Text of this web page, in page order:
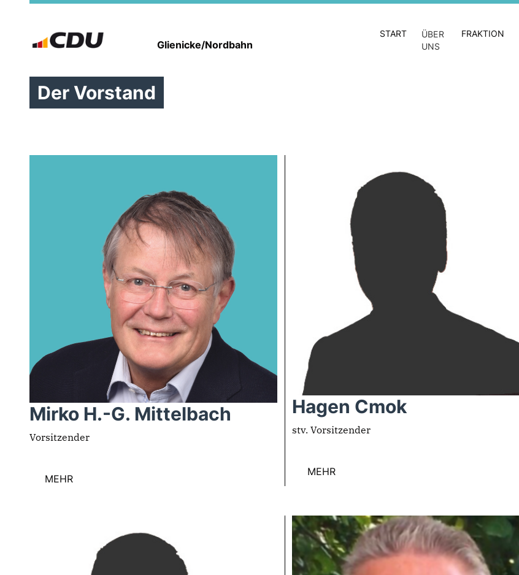
Glienicke/Nordbahn
START
ÜBER
UNS
FRAKTION
Der Vorstand
Mirko H.-G. Mittelbach
Vorsitzender
MEHR
Hagen Cmok
stv. Vorsitzender
MEHR